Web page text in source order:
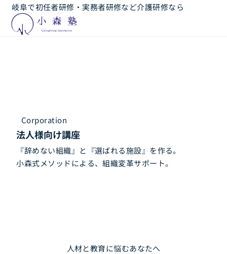
岐阜で初任者研修・実務者研修など介護研修なら
Corporation
法人様向け講座
『辞めない組織』と『選ばれる施設』を作る。
小森式メソッドによる、組織変革サポート。
人材と教育に悩むあなたへ